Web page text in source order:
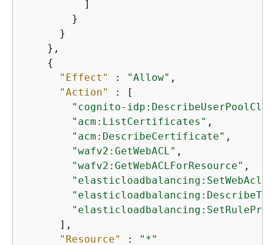
          ]
        }
      }
    },
{
"Effect"
: "Allow" ,
"Action"
: [
"cognito-
"acm:ListCertificates" ,
"acm:DescribeCertificate" ,
"wafv2:GetWebACL" ,
"wafv2:GetWebACLForResource" ,
"elasticloadbalancing:SetWebAcl"
      ],
"Resource"
: "*"